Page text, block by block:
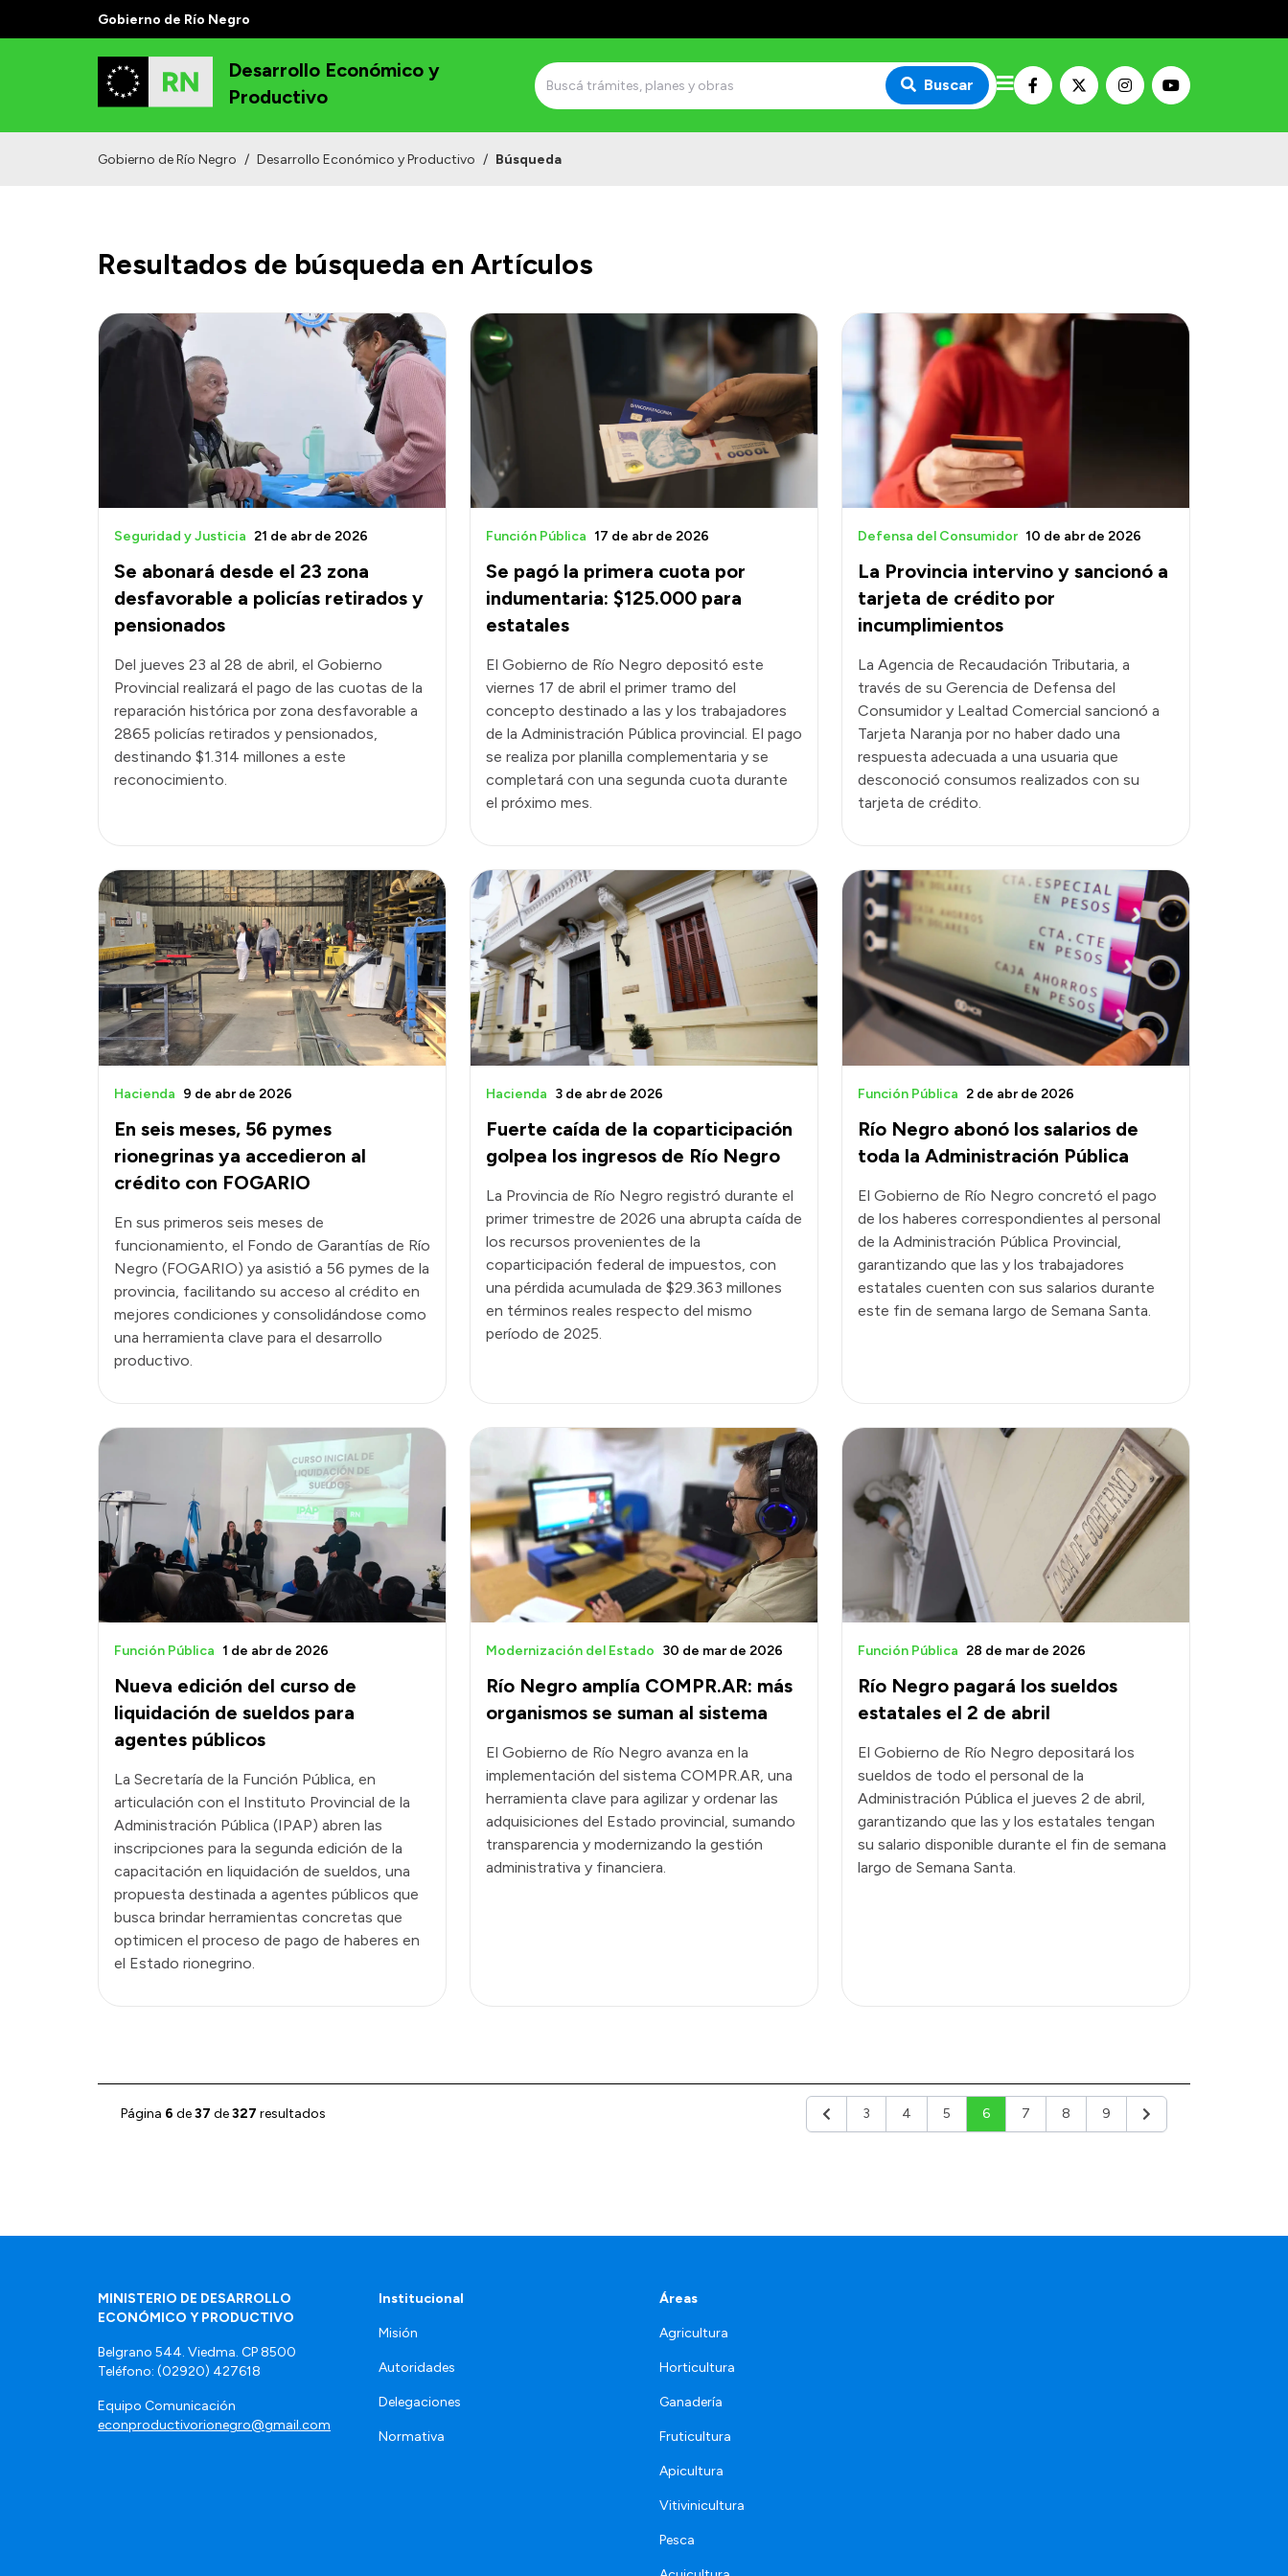
Gobierno de Río Negro
Desarrollo Económico y
Productivo
Buscar
Gobierno de Río Negro / Desarrollo Económico y Productivo / Búsqueda
Resultados de búsqueda en Artículos
Se abonará desde el 23 zona
desfavorable a policías retirados y
pensionados
Seguridad y Justicia 21 de abr de 2026
Del jueves 23 al 28 de abril, el Gobierno
Provincial realizará el pago de las cuotas de la
reparación histórica por zona desfavorable a
2865 policías retirados y pensionados,
destinando $1.314 millones a este
reconocimiento.
Se pagó la primera cuota por
indumentaria: $125.000 para
estatales
Función Pública 17 de abr de 2026
El Gobierno de Río Negro depositó este
viernes 17 de abril el primer tramo del
concepto destinado a las y los trabajadores
de la Administración Pública provincial. El pago
se realiza por planilla complementaria y se
completará con una segunda cuota durante
el próximo mes.
La Provincia intervino y sancionó a
tarjeta de crédito por
incumplimientos
Defensa del Consumidor 10 de abr de 2026
La Agencia de Recaudación Tributaria, a
través de su Gerencia de Defensa del
Consumidor y Lealtad Comercial sancionó a
Tarjeta Naranja por no haber dado una
respuesta adecuada a una usuaria que
desconoció consumos realizados con su
tarjeta de crédito.
En seis meses, 56 pymes
rionegrinas ya accedieron al
crédito con FOGARIO
Hacienda 9 de abr de 2026
En sus primeros seis meses de
funcionamiento, el Fondo de Garantías de Río
Negro (FOGARIO) ya asistió a 56 pymes de la
provincia, facilitando su acceso al crédito en
mejores condiciones y consolidándose como
una herramienta clave para el desarrollo
productivo.
Fuerte caída de la coparticipación
golpea los ingresos de Río Negro
Hacienda 3 de abr de 2026
La Provincia de Río Negro registró durante el
primer trimestre de 2026 una abrupta caída de
los recursos provenientes de la
coparticipación federal de impuestos, con
una pérdida acumulada de $29.363 millones
en términos reales respecto del mismo
período de 2025.
Río Negro abonó los salarios de
toda la Administración Pública
Función Pública 2 de abr de 2026
El Gobierno de Río Negro concretó el pago
de los haberes correspondientes al personal
de la Administración Pública Provincial,
garantizando que las y los trabajadores
estatales cuenten con sus salarios durante
este fin de semana largo de Semana Santa.
Nueva edición del curso de
liquidación de sueldos para
agentes públicos
Función Pública 1 de abr de 2026
La Secretaría de la Función Pública, en
articulación con el Instituto Provincial de la
Administración Pública (IPAP) abren las
inscripciones para la segunda edición de la
capacitación en liquidación de sueldos, una
propuesta destinada a agentes públicos que
busca brindar herramientas concretas que
optimicen el proceso de pago de haberes en
el Estado rionegrino.
Río Negro amplía COMPR.AR: más
organismos se suman al sistema
Modernización del Estado 30 de mar de 2026
El Gobierno de Río Negro avanza en la
implementación del sistema COMPR.AR, una
herramienta clave para agilizar y ordenar las
adquisiciones del Estado provincial, sumando
transparencia y modernizando la gestión
administrativa y financiera.
Río Negro pagará los sueldos
estatales el 2 de abril
Función Pública 28 de mar de 2026
El Gobierno de Río Negro depositará los
sueldos de todo el personal de la
Administración Pública el jueves 2 de abril,
garantizando que las y los estatales tengan
su salario disponible durante el fin de semana
largo de Semana Santa.
Página 6 de37 de327 resultados Anterior
3 4 5 6 7 8 9 Siguiente
MINISTERIO DE DESARROLLO
ECONÓMICO Y PRODUCTIVO
Belgrano 544. Viedma. CP 8500
Teléfono: (02920) 427618
Equipo Comunicación
econproductivorionegro@gmail.com
Institucional
Misión
Autoridades
Delegaciones
Normativa
Áreas
Agricultura
Horticultura
Ganadería
Fruticultura
Apicultura
Vitivinicultura
Pesca